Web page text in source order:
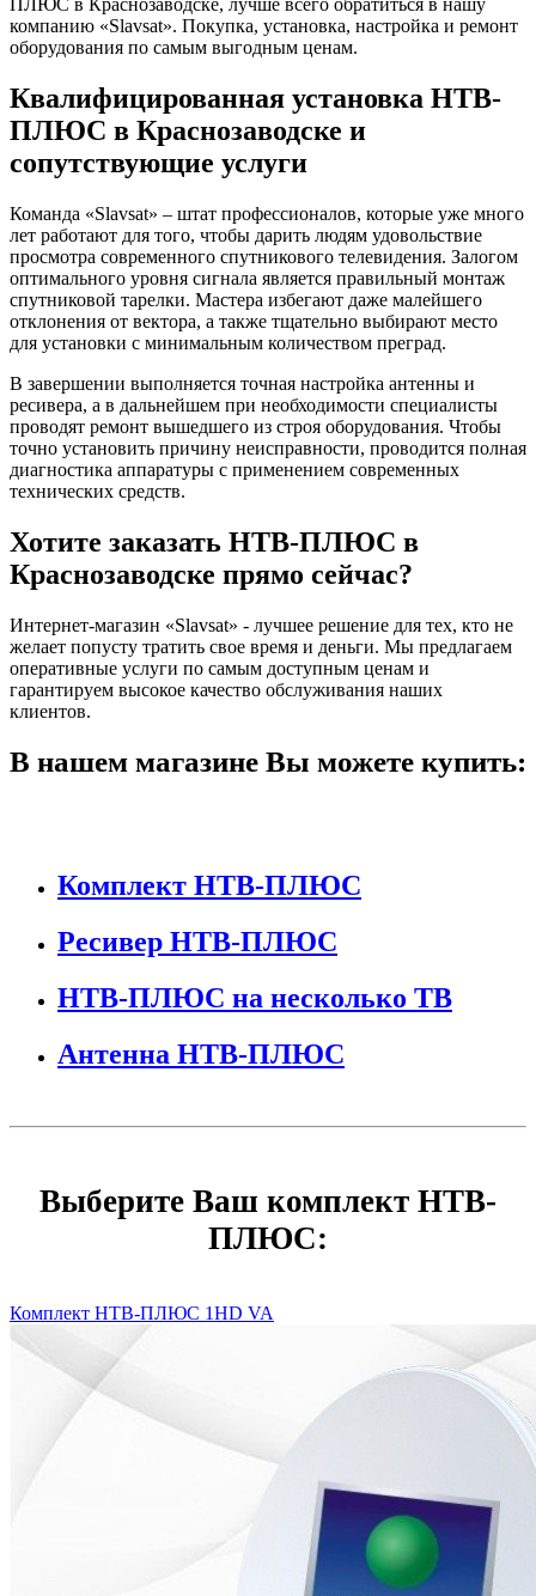
компанию «Slavsat». Покупка, установка, настройка и ремонт
оборудования по самым выгодным ценам.
Квалифицированная установка НТВ-
ПЛЮС в Краснозаводске и
сопутствующие услуги
Команда «Slavsat» – штат профессионалов, которые уже много
лет работают для того, чтобы дарить людям удовольствие
просмотра современного спутникового телевидения. Залогом
оптимального уровня сигнала является правильный монтаж
спутниковой тарелки. Мастера избегают даже малейшего
отклонения от вектора, а также тщательно выбирают место
для установки с минимальным количеством преград.
В завершении выполняется точная настройка антенны и
ресивера, а в дальнейшем при необходимости специалисты
проводят ремонт вышедшего из строя оборудования. Чтобы
точно установить причину неисправности, проводится полная
диагностика аппаратуры с применением современных
технических средств.
Хотите заказать НТВ-ПЛЮС в
Краснозаводске прямо сейчас?
Интернет-магазин «Slavsat» - лучшее решение для тех, кто не
желает попусту тратить свое время и деньги. Мы предлагаем
оперативные услуги по самым доступным ценам и
гарантируем высокое качество обслуживания наших
клиентов.
В нашем магазине Вы можете купить:
Комплект НТВ-ПЛЮС
Ресивер НТВ-ПЛЮС
НТВ-ПЛЮС на несколько ТВ
Антенна НТВ-ПЛЮС
Выберите Ваш комплект НТВ-
ПЛЮС:
Комплект НТВ-ПЛЮС 1HD VA